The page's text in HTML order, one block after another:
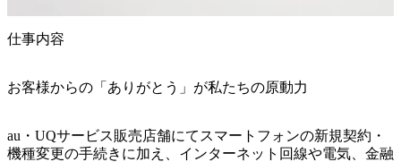
仕事内容
お客様からの「ありがとう」が私たちの原動力
au・UQサービス販売店舗にてスマートフォンの新規契約・
機種変更の手続きに加え、インターネット回線や電気、金融